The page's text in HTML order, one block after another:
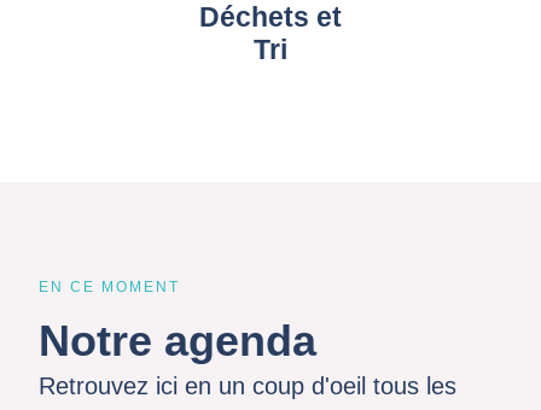
Déchets et
Tri
EN CE MOMENT
Notre agenda
Retrouvez ici en un coup d'oeil tous les